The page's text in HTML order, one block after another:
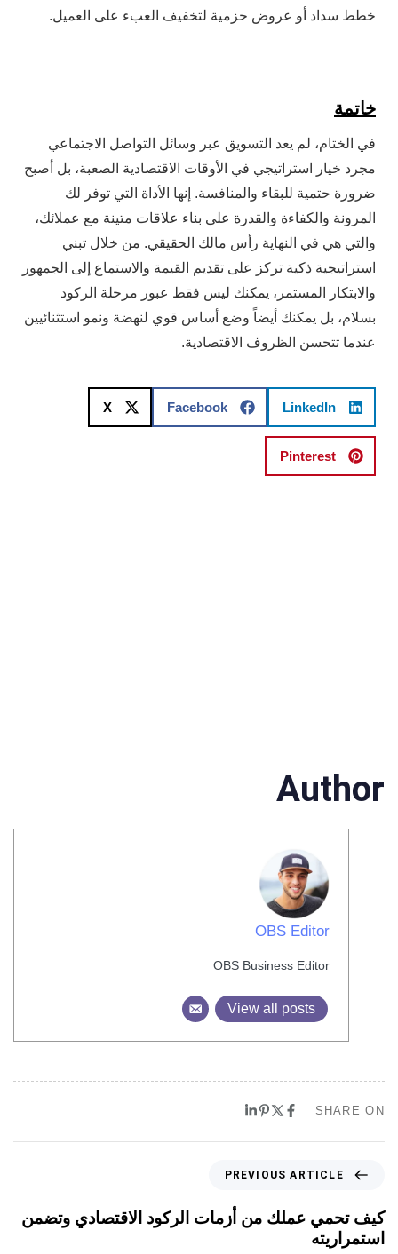
خطط سداد أو عروض حزمية لتخفيف العبء على العميل.
خاتمة
في الختام، لم يعد التسويق عبر وسائل التواصل الاجتماعي
مجرد خيار استراتيجي في الأوقات الاقتصادية الصعبة، بل أصبح
ضرورة حتمية للبقاء والمنافسة. إنها الأداة التي توفر لك
المرونة والكفاءة والقدرة على بناء علاقات متينة مع عملائك،
والتي هي في النهاية رأس مالك الحقيقي. من خلال تبني
استراتيجية ذكية تركز على تقديم القيمة والاستماع إلى الجمهور
والابتكار المستمر، يمكنك ليس فقط عبور مرحلة الركود
بسلام، بل يمكنك أيضاً وضع أساس قوي لنهضة ونمو استثنائيين
عندما تتحسن الظروف الاقتصادية.
LinkedIn
Facebook
X
Pinterest
Author
OBS Editor
OBS Business Editor
View all posts
SHARE ON
PREVIOUS ARTICLE
كيف تحمي عملك من أزمات الركود الاقتصادي وتضمن
استمراريته